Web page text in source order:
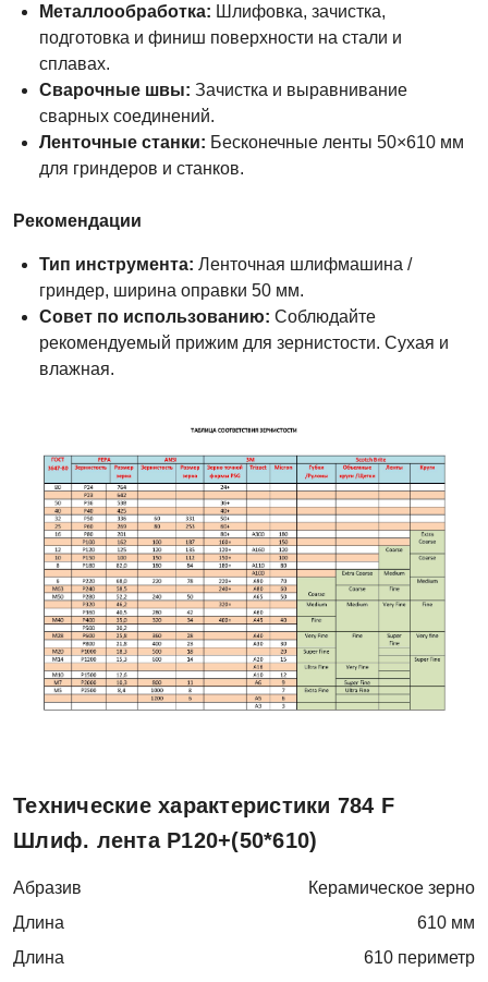
Металлообработка: Шлифовка, зачистка,
подготовка и финиш поверхности на стали и
сплавах.
Сварочные швы: Зачистка и выравнивание
сварных соединений.
Ленточные станки: Бесконечные ленты 50×610 мм
для гриндеров и станков.
Рекомендации
Тип инструмента: Ленточная шлифмашина /
гриндер, ширина оправки 50 мм.
Совет по использованию: Соблюдайте
рекомендуемый прижим для зернистости. Сухая и
влажная.
Технические характеристики 784 F
Шлиф. лента Р120+(50*610)
Абразив
Керамическое зерно
Длина
610 мм
Длина
610 периметр